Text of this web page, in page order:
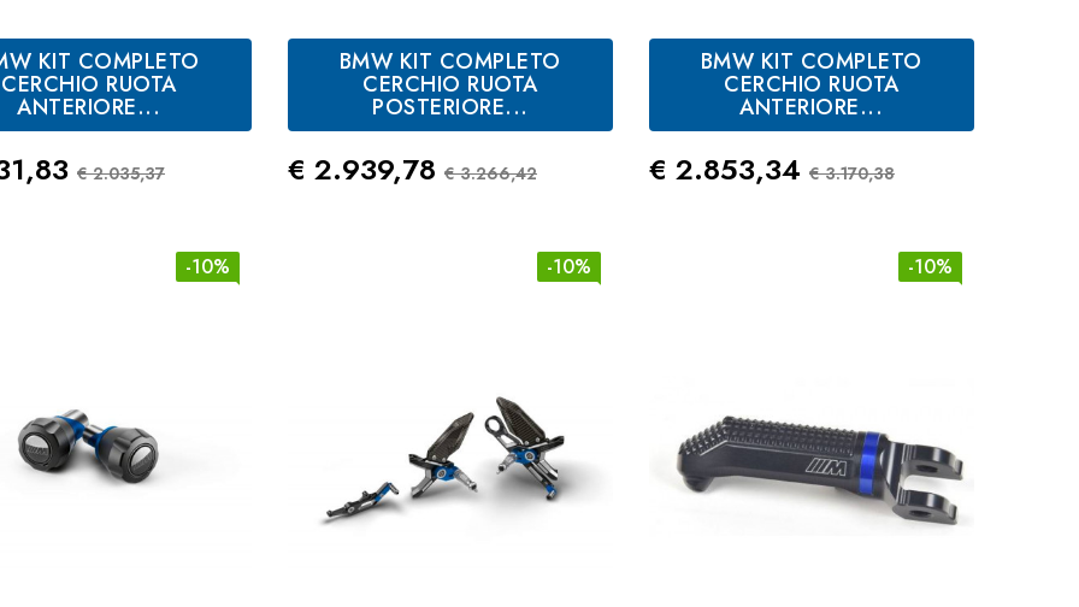
KIT COMPLETO
CERCHIO RUOTA
ANTERIORE...
Prezzo Standard
€ 2.035,37
BMW KIT COMPLETO
CERCHIO RUOTA
POSTERIORE...
Prezzo
€ 2.939,78 Prezzo Standard
€ 3.266,42
BMW KIT COMPLETO
CERCHIO RUOTA
ANTERIORE...
Prezzo
€ 2.853,34 Prezzo Standard
€ 3.170,38
-10% -10% -10%